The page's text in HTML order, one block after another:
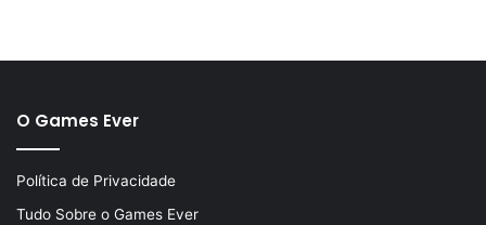
O Games Ever
Política de Privacidade
Tudo Sobre o Games Ever